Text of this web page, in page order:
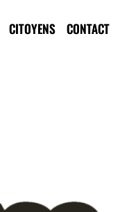
CITOYENS CONTACT
: